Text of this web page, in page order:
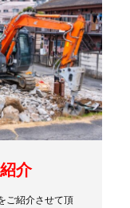
介
ご紹介させて頂